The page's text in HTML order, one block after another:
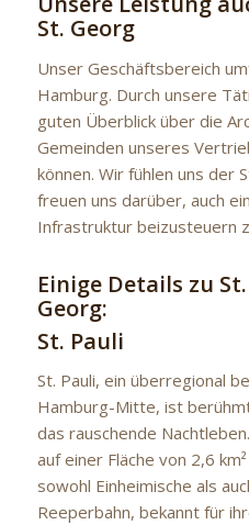
St. Georg
Unser Geschäftsbereich
Hamburg. Durch unsere
guten Überblick über die
Gemeinden unseres
können. Wir fühlen uns der
freuen uns darüber, auch
Infrastruktur beizusteuern
Einige Details zu
Georg:
St. Pauli
St. Pauli, ein überregional
Hamburg-Mitte, ist
das rauschende
auf einer Fläche von 2,6
sowohl Einheimische als
Reeperbahn, bekannt für